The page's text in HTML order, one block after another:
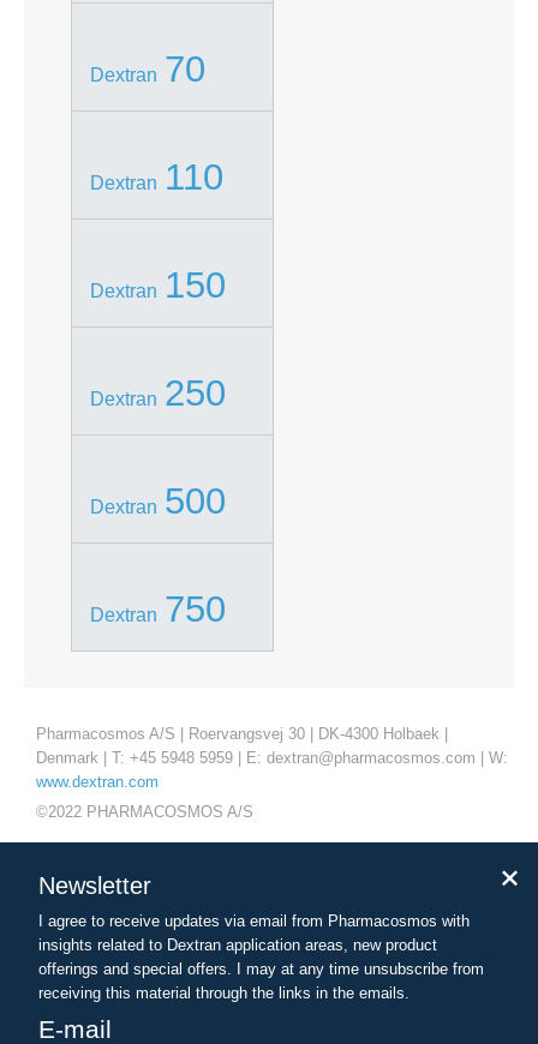
Dextran 70
Dextran 110
Dextran 150
Dextran 250
Dextran 500
Dextran 750
Pharmacosmos A/S | Roervangsvej 30 | DK-4300 Holbaek |
Denmark | T: +45 5948 5959 | E: dextran@pharmacosmos.com | W:
www.dextran.com
©2022 PHARMACOSMOS A/S
隐私政策
关于网站
条款
此网站包含的产品信息是针对除美国之外的一个广泛的受众，可能一些的产品的细
Newsletter
I agree to receive updates via email from Pharmacosmos with
insights related to Dextran application areas, new product
offerings and special offers. I may at any time unsubscribe from
receiving this material through the links in the emails.
E-mail